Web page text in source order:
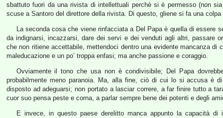
sbattuto fuori da una rivista di intellettuali perchè si è permesso (non
scuse a Santoro del direttore della rivista. Di questo, gliene si fa una
La seconda cosa che viene rinfacciata a Del Papa è quella di essere
da indignarsi, incazzarsi, dare dei servi e dei venduti agli altri, passare
che non ritiene accettabile, mettendoci dentro una evidente mancanza di
maleducazione e un po’ troppa enfasi; ma anche passione e coraggio.
Ovviamente il tono che usa non è condivisibile; Del Papa
probabilmente meno paranoia. Ma, alla fine, ciò di cui lo si accusa è
disposto ad adeguarsi; non portato a lasciar correre, a far finire tutto a
cuor suo pensa peste e corna, a parlar sempre bene dei potenti e degli
E invece, in questo paese derelitto manca appunto la capacità